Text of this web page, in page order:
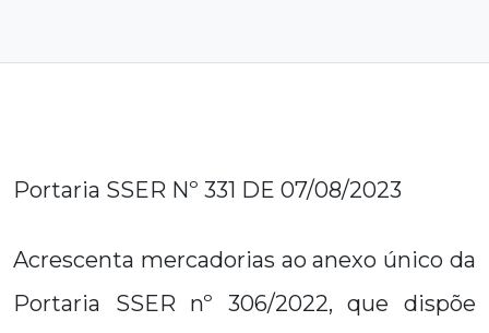
Portaria SSER Nº 331 DE 07/08/2023
Acrescenta mercadorias ao anexo único da
Portaria SSER nº 306/2022, que dispõe